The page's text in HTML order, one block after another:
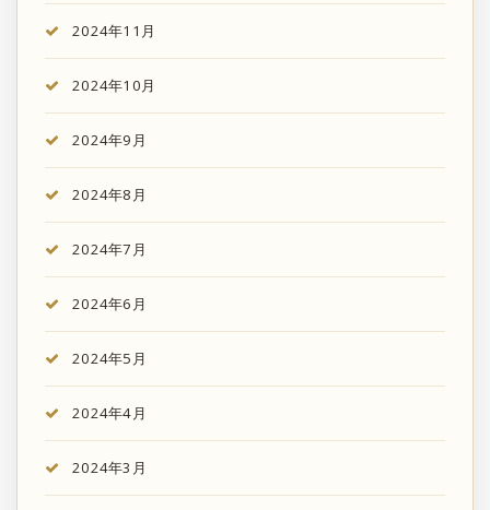
2024年11月
2024年10月
2024年9月
2024年8月
2024年7月
2024年6月
2024年5月
2024年4月
2024年3月